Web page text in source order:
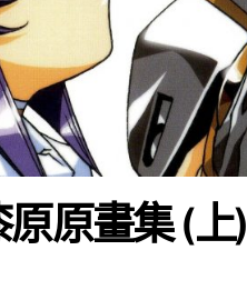
原畫集 (上)